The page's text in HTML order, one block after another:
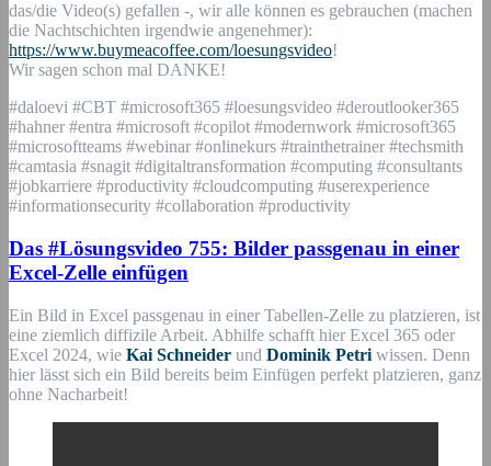
das/die Video(s) gefallen -, wir alle können es gebrauchen (machen
die Nachtschichten irgendwie angenehmer):
https://www.buymeacoffee.com/loesungsvideo!
Wir sagen schon mal DANKE!
#daloevi #CBT #microsoft365 #loesungsvideo #deroutlooker365
#hahner #entra #microsoft #copilot #modernwork #microsoft365
#microsoftteams #webinar #onlinekurs #trainthetrainer #techsmith
#camtasia #snagit #digitaltransformation #computing #consultants
#jobkarriere #productivity #cloudcomputing #userexperience
#informationsecurity #collaboration #productivity
Das #Lösungsvideo 755: Bilder passgenau in einer
Excel-Zelle einfügen
Ein Bild in Excel passgenau in einer Tabellen-Zelle zu platzieren, ist
eine ziemlich diffizile Arbeit. Abhilfe schafft hier Excel 365 oder
Excel 2024, wie Kai Schneider und Dominik Petri wissen. Denn
hier lässt sich ein Bild bereits beim Einfügen perfekt platzieren, ganz
ohne Nacharbeit!